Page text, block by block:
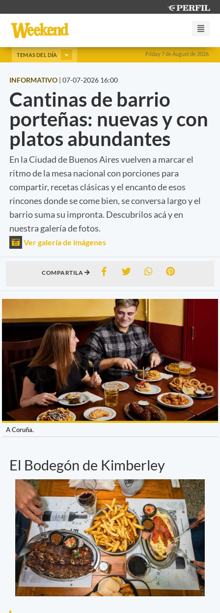
Friday 7 de August de 2026
TEMAS DEL DÍA
INFORMATIVO | 07-07-2026 16:00
Cantinas de barrio
porteñas: nuevas y con
platos abundantes
En la Ciudad de Buenos Aires vuelven a marcar el
ritmo de la mesa nacional con porciones para
compartir, recetas clásicas y el encanto de esos
rincones donde se come bien, se conversa largo y el
barrio suma su impronta. Descubrilos acá y en
nuestra galería de fotos.
Ver galería de imágenes
COMPARTILA
A Coruña.
El Bodegón de Kimberley